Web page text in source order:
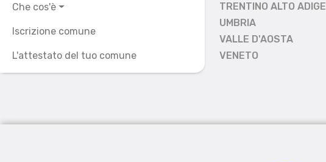
Che cos'è
Iscrizione comune
L'attestato del tuo comune
TRENTINO ALTO ADIGE
UMBRIA
VALLE D'AOSTA
VENETO